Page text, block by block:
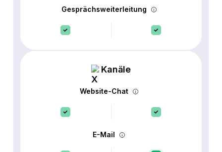
Gesprächsweiterleitung
Kanäle
Website-Chat
E-Mail